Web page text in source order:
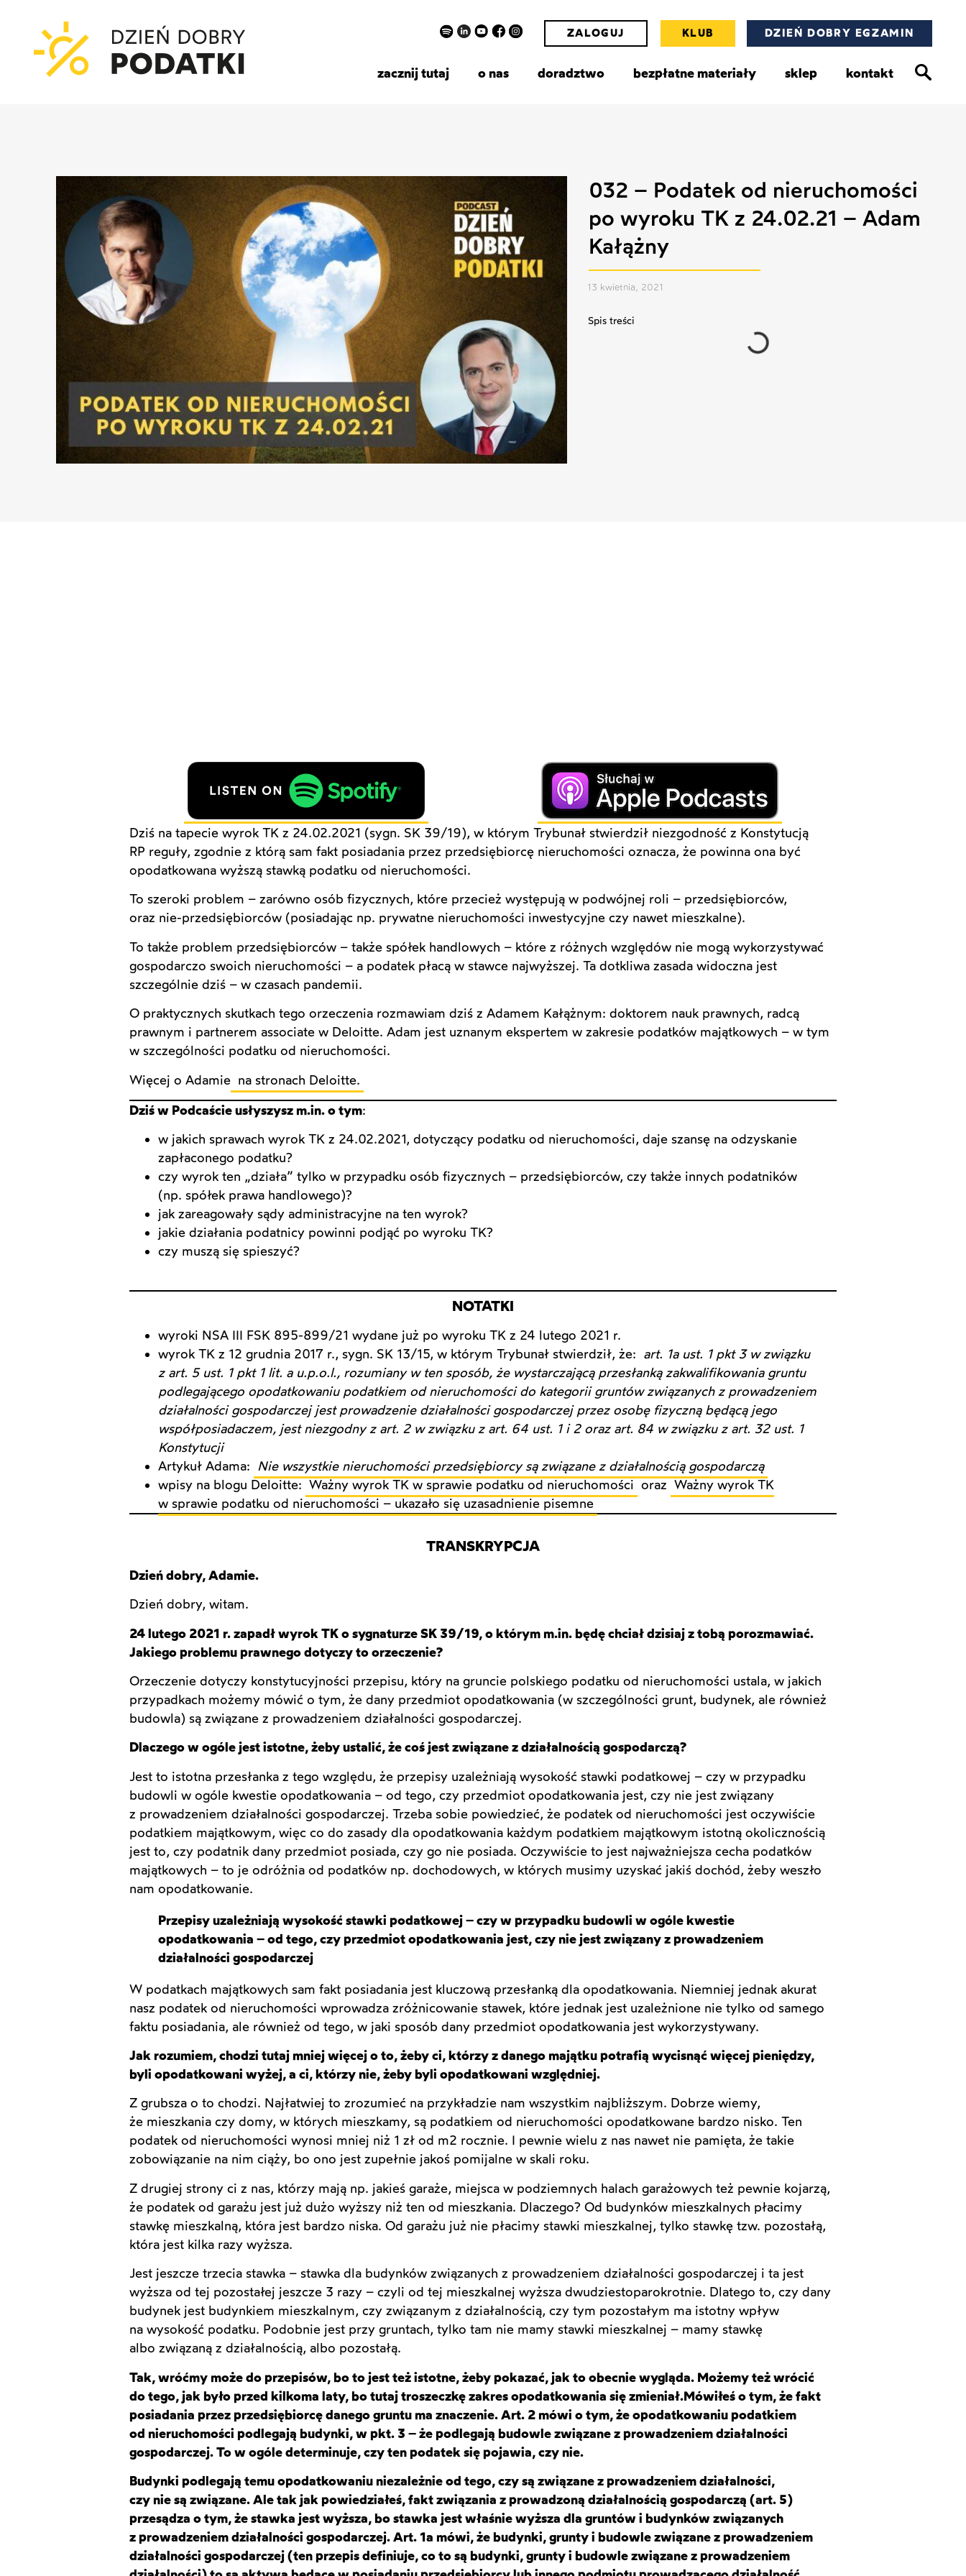
DZIEŃ DOBRY EGZAMIN
KLUB
ZALOGUJ
zacznij tutaj o nas doradztwo bezpłatne materiały sklep kontakt
032 – Podatek od nieruchomości
po wyroku TK z 24.02.21 – Adam
Kałążny
13 kwietnia, 2021
Spis treści
Dziś na tapecie wyrok TK z 24.02.2021 (sygn. SK 39/19), w którym Trybunał stwierdził niezgodność z Konstytucją
RP reguły, zgodnie z którą sam fakt posiadania przez przedsiębiorcę nieruchomości oznacza, że powinna ona być
opodatkowana wyższą stawką podatku od nieruchomości.
To szeroki problem – zarówno osób fizycznych, które przecież występują w podwójnej roli – przedsiębiorców,
oraz nie-przedsiębiorców (posiadając np. prywatne nieruchomości inwestycyjne czy nawet mieszkalne).
To także problem przedsiębiorców – także spółek handlowych – które z różnych względów nie mogą wykorzystywać
gospodarczo swoich nieruchomości – a podatek płacą w stawce najwyższej. Ta dotkliwa zasada widoczna jest
szczególnie dziś – w czasach pandemii.
O praktycznych skutkach tego orzeczenia rozmawiam dziś z Adamem Kałążnym: doktorem nauk prawnych, radcą
prawnym i partnerem associate w Deloitte. Adam jest uznanym ekspertem w zakresie podatków majątkowych – w tym
w szczególności podatku od nieruchomości.
Więcej o Adamie na stronach Deloitte.
Dziś w Podcaście usłyszysz m.in. o tym:
w jakich sprawach wyrok TK z 24.02.2021, dotyczący podatku od nieruchomości, daje szansę na odzyskanie
zapłaconego podatku?
czy wyrok ten „działa” tylko w przypadku osób fizycznych – przedsiębiorców, czy także innych podatników
(np. spółek prawa handlowego)?
jak zareagowały sądy administracyjne na ten wyrok?
jakie działania podatnicy powinni podjąć po wyroku TK?
czy muszą się spieszyć?
NOTATKI
wyroki NSA III FSK 895-899/21 wydane już po wyroku TK z 24 lutego 2021 r.
wyrok TK z 12 grudnia 2017 r., sygn. SK 13/15, w którym Trybunał stwierdził, że: art. 1a ust. 1 pkt 3 w związku
z art. 5 ust. 1 pkt 1 lit. a u.p.o.l., rozumiany w ten sposób, że wystarczającą przesłanką zakwalifikowania gruntu
podlegającego opodatkowaniu podatkiem od nieruchomości do kategorii gruntów związanych z prowadzeniem
działalności gospodarczej jest prowadzenie działalności gospodarczej przez osobę fizyczną będącą jego
współposiadaczem, jest niezgodny z art. 2 w związku z art. 64 ust. 1 i 2 oraz art. 84 w związku z art. 32 ust. 1
Konstytucji
Artykuł Adama: Nie wszystkie nieruchomości przedsiębiorcy są związane z działalnością gospodarczą
wpisy na blogu Deloitte: Ważny wyrok TK w sprawie podatku od nieruchomości oraz Ważny wyrok TK
w sprawie podatku od nieruchomości – ukazało się uzasadnienie pisemne
TRANSKRYPCJA
Dzień dobry, Adamie.
Dzień dobry, witam.
24 lutego 2021 r. zapadł wyrok TK o sygnaturze SK 39/19, o którym m.in. będę chciał dzisiaj z tobą porozmawiać.
Jakiego problemu prawnego dotyczy to orzeczenie?
Orzeczenie dotyczy konstytucyjności przepisu, który na gruncie polskiego podatku od nieruchomości ustala, w jakich
przypadkach możemy mówić o tym, że dany przedmiot opodatkowania (w szczególności grunt, budynek, ale również
budowla) są związane z prowadzeniem działalności gospodarczej.
Dlaczego w ogóle jest istotne, żeby ustalić, że coś jest związane z działalnością gospodarczą?
Jest to istotna przesłanka z tego względu, że przepisy uzależniają wysokość stawki podatkowej – czy w przypadku
budowli w ogóle kwestie opodatkowania – od tego, czy przedmiot opodatkowania jest, czy nie jest związany
z prowadzeniem działalności gospodarczej. Trzeba sobie powiedzieć, że podatek od nieruchomości jest oczywiście
podatkiem majątkowym, więc co do zasady dla opodatkowania każdym podatkiem majątkowym istotną okolicznością
jest to, czy podatnik dany przedmiot posiada, czy go nie posiada. Oczywiście to jest najważniejsza cecha podatków
majątkowych – to je odróżnia od podatków np. dochodowych, w których musimy uzyskać jakiś dochód, żeby weszło
nam opodatkowanie.
Przepisy uzależniają wysokość stawki podatkowej – czy w przypadku budowli w ogóle kwestie
opodatkowania – od tego, czy przedmiot opodatkowania jest, czy nie jest związany z prowadzeniem
działalności gospodarczej
W podatkach majątkowych sam fakt posiadania jest kluczową przesłanką dla opodatkowania. Niemniej jednak akurat
nasz podatek od nieruchomości wprowadza zróżnicowanie stawek, które jednak jest uzależnione nie tylko od samego
faktu posiadania, ale również od tego, w jaki sposób dany przedmiot opodatkowania jest wykorzystywany.
Jak rozumiem, chodzi tutaj mniej więcej o to, żeby ci, którzy z danego majątku potrafią wycisnąć więcej pieniędzy,
byli opodatkowani wyżej, a ci, którzy nie, żeby byli opodatkowani względniej.
Z grubsza o to chodzi. Najłatwiej to zrozumieć na przykładzie nam wszystkim najbliższym. Dobrze wiemy,
że mieszkania czy domy, w których mieszkamy, są podatkiem od nieruchomości opodatkowane bardzo nisko. Ten
podatek od nieruchomości wynosi mniej niż 1 zł od m2 rocznie. I pewnie wielu z nas nawet nie pamięta, że takie
zobowiązanie na nim ciąży, bo ono jest zupełnie jakoś pomijalne w skali roku.
Z drugiej strony ci z nas, którzy mają np. jakieś garaże, miejsca w podziemnych halach garażowych też pewnie kojarzą,
że podatek od garażu jest już dużo wyższy niż ten od mieszkania. Dlaczego? Od budynków mieszkalnych płacimy
stawkę mieszkalną, która jest bardzo niska. Od garażu już nie płacimy stawki mieszkalnej, tylko stawkę tzw. pozostałą,
która jest kilka razy wyższa.
Jest jeszcze trzecia stawka – stawka dla budynków związanych z prowadzeniem działalności gospodarczej i ta jest
wyższa od tej pozostałej jeszcze 3 razy – czyli od tej mieszkalnej wyższa dwudziestoparokrotnie. Dlatego to, czy dany
budynek jest budynkiem mieszkalnym, czy związanym z działalnością, czy tym pozostałym ma istotny wpływ
na wysokość podatku. Podobnie jest przy gruntach, tylko tam nie mamy stawki mieszkalnej – mamy stawkę
albo związaną z działalnością, albo pozostałą.
Tak, wróćmy może do przepisów, bo to jest też istotne, żeby pokazać, jak to obecnie wygląda. Możemy też wrócić
do tego, jak było przed kilkoma laty, bo tutaj troszeczkę zakres opodatkowania się zmieniał.Mówiłeś o tym, że fakt
posiadania przez przedsiębiorcę danego gruntu ma znaczenie. Art. 2 mówi o tym, że opodatkowaniu podatkiem
od nieruchomości podlegają budynki, w pkt. 3 –że podlegają budowle związane z prowadzeniem działalności
gospodarczej. Tow ogóle determinuje, czy ten podatek się pojawia, czy nie.
Budynki podlegają temu opodatkowaniu niezależnie od tego, czy są związane z prowadzeniem działalności,
czy nie są związane. Ale tak jak powiedziałeś, fakt związania z prowadzoną działalnością gospodarczą (art. 5)
przesądza o tym, że stawka jest wyższa, bo stawka jestwłaśnie wyższa dla gruntów i budynków związanych
z prowadzeniem działalności gospodarczej. Art. 1a mówi, że budynki,grunty i budowle związane z prowadzeniem
działalności gospodarczej (ten przepis definiuje, co to są budynki, grunty i budowle związane z prowadzeniem